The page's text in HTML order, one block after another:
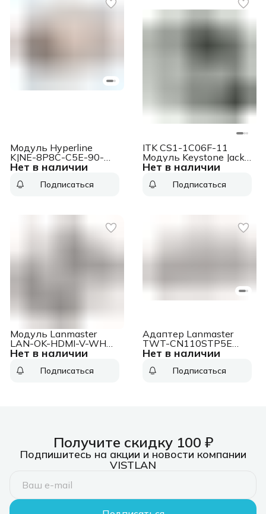
Нет в наличии
Модуль Hyperline
KJNE-8P8C-C5E-90-
SH-F-WH информ.
FTP стальной
Подписаться
Нет в наличии
ITK CS1-1C06F-11
Модуль Keystone Jack
кат. 6 FTP 110 IDC 90
Keystone Jack кат. 6
Подписаться
Нет в наличии
Модуль Lanmaster
LAN-OK-HDMI-V-WH
(упак.:1шт) 1м белый
Подписаться
Нет в наличии
Адаптер Lanmaster
TWT-CN110STP5E
проходн.Dual IDC
Подписаться
Получите скидку 100 ₽
Подпишитесь на акции и новости компании
VISTLAN